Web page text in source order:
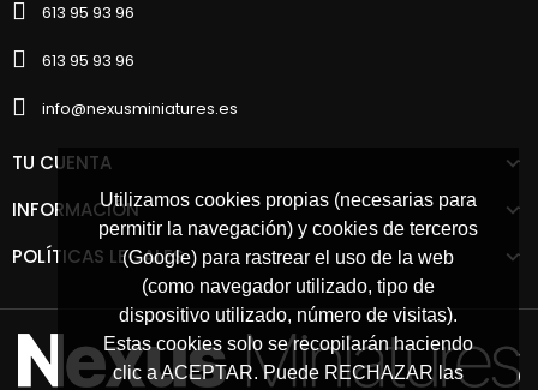
Utilizamos cookies propias (necesarias para
permitir la navegación) y cookies de terceros
(Google) para rastrear el uso de la web
(como navegador utilizado, tipo de
dispositivo utilizado, número de visitas).
Estas cookies solo se recopilarán haciendo
clic a ACEPTAR. Puede RECHAZAR las
613 95 93 96
613 95 93 96
info@nexusminiatures.es
TU CUENTA
INFORMACIÓN
POLÍTICAS LEGALES